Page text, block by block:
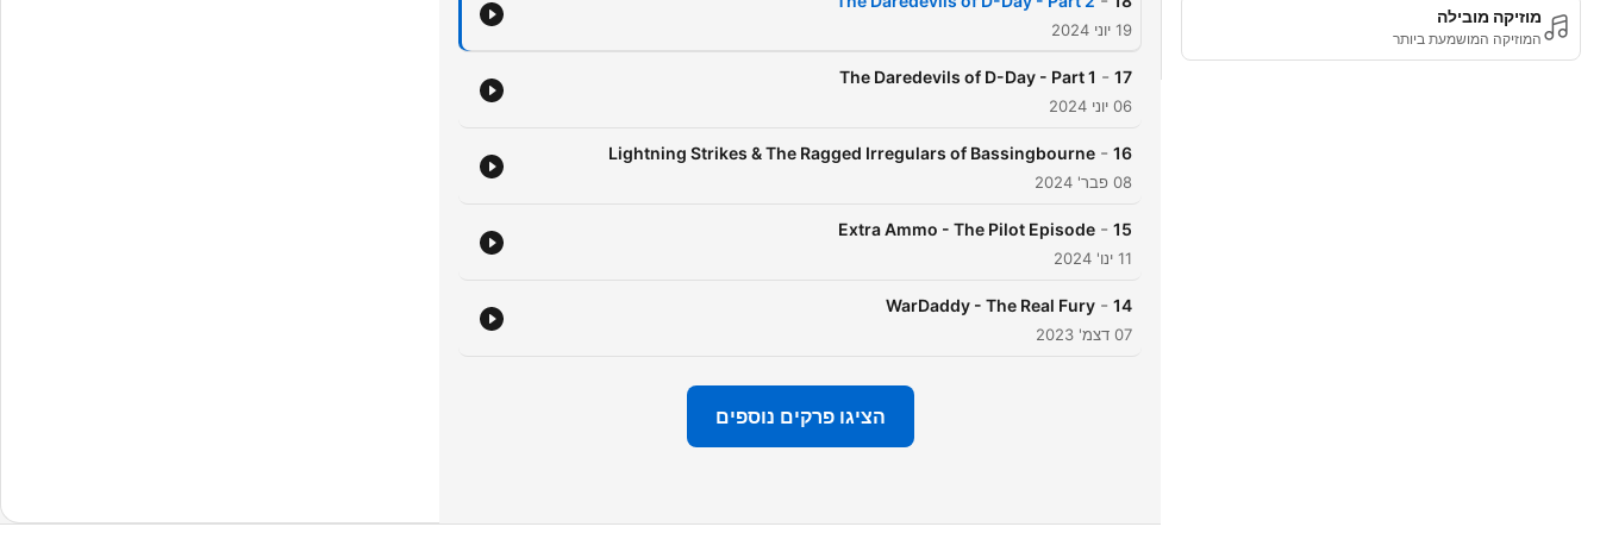
מוזיקה מובילה
המוזיקה המושמעת ביותר
the team or for advertising
info@amazingwarstories.com
19 יוני 2024
17
-
The Daredevils of D-Day - Part 1
06 יוני 2024
16
-
Lightning Strikes & The Ragged Irregulars of Bassingbourne
08 פבר' 2024
15
-
Extra Ammo - The Pilot Episode
11 ינו' 2024
14
-
WarDaddy - The Real Fury
07 דצמ' 2023
הציגו פרקים נוספים